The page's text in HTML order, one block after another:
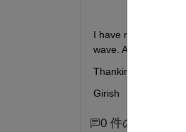
I have rigged up a
wave. As i increase
Thanking you
Girish
0 件のコメント